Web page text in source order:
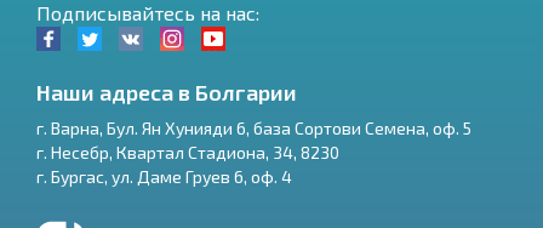
Подписывайтесь на нас:
Наши адреса в Болгарии
г. Варна, Бул. Ян Хунияди 6, база Сортови Семена, оф. 5
г. Несебр, Квартал Стадиона, 34, 8230
г. Бургас, ул. Даме Груев 6, оф. 4